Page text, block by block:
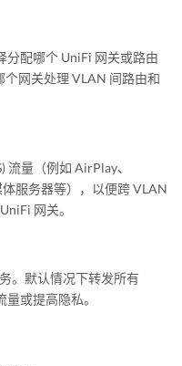
分配哪个 UniFi 网关或路由
网关处理 VLAN 间路由和
流量（例如 AirPlay、
服务器等），以便跨 VLAN
网关。
。默认情况下转发所有
或提高隐私。